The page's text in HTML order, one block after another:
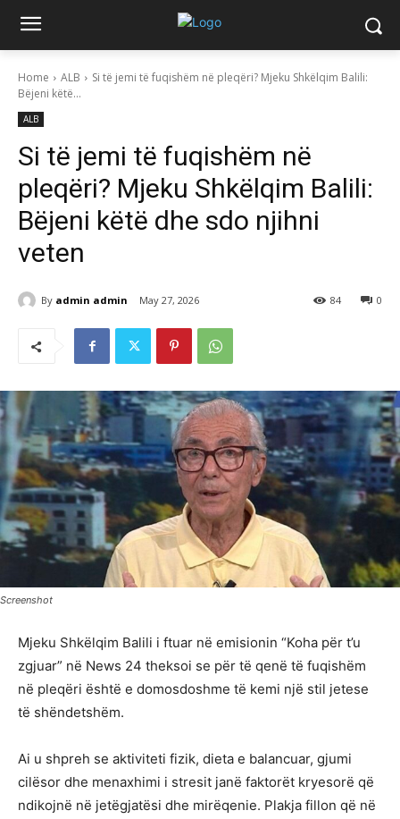
Home ALB
Si të jemi të fuqishëm në pleqëri? Mjeku Shkëlqim Balili:
Bëjeni këtë...
ALB
Si të jemi të fuqishëm në
pleqëri? Mjeku Shkëlqim Balili:
Bëjeni këtë dhe sdo njihni
veten
By admin admin May 27, 2026 0
84
Screenshot
Mjeku Shkëlqim Balili i ftuar në emisionin “Koha për t’u
zgjuar” në News 24 theksoi se për të qenë të fuqishëm
në pleqëri është e domosdoshme të kemi një stil jetese
të shëndetshëm.
Ai u shpreh se aktiviteti fizik, dieta e balancuar, gjumi
cilësor dhe menaxhimi i stresit janë faktorët kryesorë që
ndikojnë në jetëgjatësi dhe mirëqenie. Plakja fillon që në